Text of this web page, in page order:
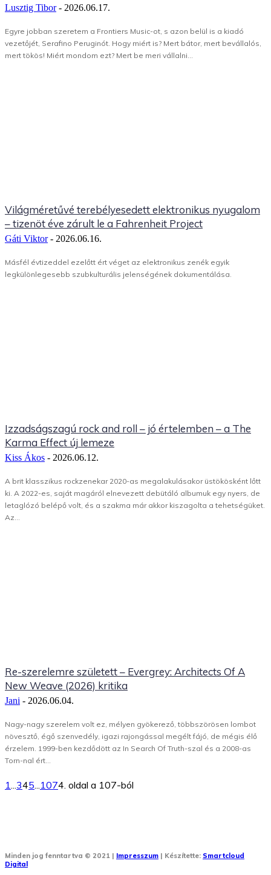
Lusztig Tibor - 2026.06.17.
Egyre jobban szeretem a Frontiers Music-ot, s azon belül is a kiadó
vezetőjét, Serafino Peruginót. Hogy miért is? Mert bátor, mert bevállalós,
mert tökös! Miért mondom ezt? Mert be meri vállalni...
Világméretűvé terebélyesedett elektronikus nyugalom
– tizenöt éve zárult le a Fahrenheit Project
Gáti Viktor - 2026.06.16.
Másfél évtizeddel ezelőtt ért véget az elektronikus zenék egyik
legkülönlegesebb szubkulturális jelenségének dokumentálása.
Izzadságszagú rock and roll – jó értelemben – a The
Karma Effect új lemeze
Kiss Ákos - 2026.06.12.
A brit klasszikus rockzenekar 2020-as megalakulásakor üstökösként lőtt
ki. A 2022-es, saját magáról elnevezett debütáló albumuk egy nyers, de
letaglózó belépő volt, és a szakma már akkor kiszagolta a tehetségüket.
Az...
Re-szerelemre született – Evergrey: Architects Of A
New Weave (2026) kritika
Jani - 2026.06.04.
Nagy-nagy szerelem volt ez, mélyen gyökerező, többszörösen lombot
növesztő, égő szenvedély, igazi rajongással megélt fájó, de mégis élő
érzelem. 1999-ben kezdődött az In Search Of Truth-szal és a 2008-as
Torn-nal ért...
1...345...1074. oldal a 107-ból
Minden jog fenntartva © 2021 | Impresszum | Készítette: Smartcloud
Digital